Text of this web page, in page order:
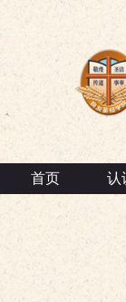
首页 认